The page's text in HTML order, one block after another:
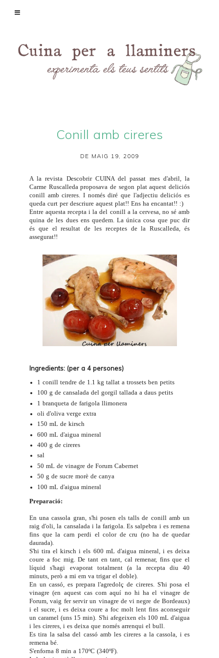
Conill amb cireres
DE MAIG 19, 2009
A la revista Descobrir CUINAdel passat mes d'abril, la
Carme Ruscalleda proposava de segon plat aquest deliciós
conill amb cireres. I només diré que l'adjectiu deliciós es
queda curt per descriure aquest plat!! Ens ha encantat!! :)
Entre aquesta recepta i la del conill a la cervesa , no sé amb
quina de les dues ens quedem. La única cosa que puc dir
és que el resultat de les receptes de la Ruscalleda, és
assegurat!!
Ingredients: (per a 4 persones)
1 conill tendre de 1.1 kg tallat a trossets ben petits
100 g de cansalada del gorgil tallada a daus petits
1 branqueta de farigola llimonera
oli d'oliva verge extra
150 mL de kirsch
600 mL d'aigua mineral
400 g de cireres
sal
50 mL de vinagre de Forum Cabernet
50 g de sucre morè de canya
100 mL d'aigua mineral
Preparació:
En una cassola gran, s'hi posen els talls de conill amb un
raig d'oli, la cansalada i la farigola. Es salpebra i es remena
fins que la carn perdi el color de cru (no ha de quedar
daurada).
S'hi tira el kirsch i els 600 mL d'aigua mineral, i es deixa
coure a foc mig. De tant en tant, cal remenar, fins que el
líquid s'hagi evaporat totalment (a la recepta diu 40
minuts, però a mi em va trigar el doble).
En un cassó, es prepara l'agredolç de cireres. S'hi posa el
vinagre (en aquest cas com aquí no hi ha el vinagre de
Forum, vaig fer servir un vinagre de vi negre de Bordeaux)
i el sucre, i es deixa coure a foc molt lent fins aconseguir
un caramel (uns 15 min). S'hi afegeixen els 100 mL d'aigua
i les cireres, i es deixa que només arrenqui el bull.
Es tira la salsa del cassó amb les cireres a la cassola, i es
remena bé.
S'enforna 8 min a 170ºC (340ºF).